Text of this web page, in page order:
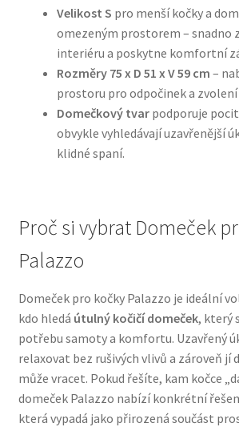
Hračky pro psy
Konzervy a kapsičky pro psy
N&D Farmina pro psy — Italské
Oblečky pro psy
Pelíšky pro psy
Ortopedické pelíšky
Přepravky pro psy
Purizon pro psy — Vysoký obsah
Royal Canin pro psy
Velikost S pro menší kočky a
omezeným prostorem – snadno
interiéru a poskytne komfortní
Rozměry 75 x D 51 x V 59 cm –
prostoru pro odpočinek a
Domečkový tvarpodporuje pocit
obvykle vyhledávají uzavřenější
klidné spaní.
Proč si vybrat Domeček
Palazzo
Domeček pro kočky Palazzo je ideální
kdo hledá útulný kočičí domeček, který
potřebu samoty a komfortu. Uzavřený
relaxovat bez rušivých vlivů a zároveň jí
může vracet. Pokud řešíte, kam kočce
domeček Palazzo nabízí konkrétní
která vypadá jako přirozená součást